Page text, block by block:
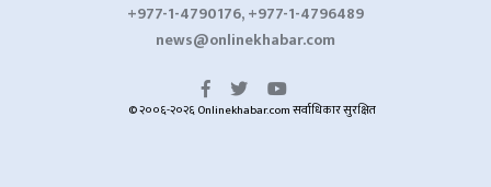
+977-1-4790176, +977-1-4796489
news@onlinekhabar.com
© २००६-२०२६ Onlinekhabar.com सर्वाधिकार सुरक्षित